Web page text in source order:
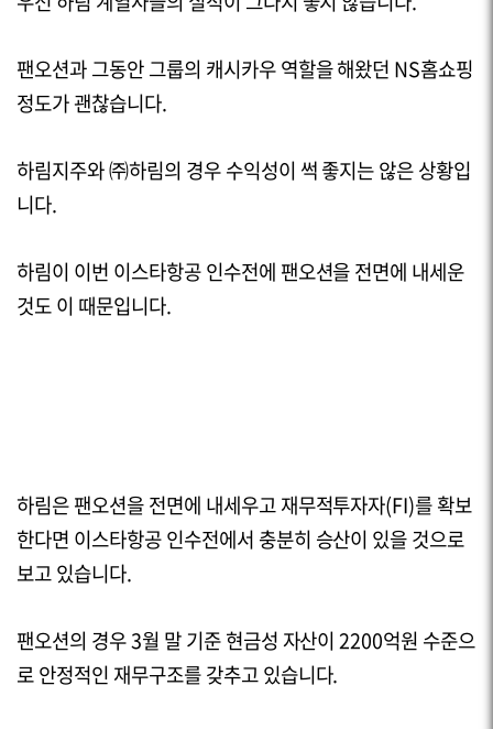
팬오션과 그동안 그룹의 캐시카우 역할을 해왔던 NS홈쇼핑
정도가 괜찮습니다.
하림지주와 ㈜하림의 경우 수익성이 썩 좋지는 않은 상황입
니다.
하림이 이번 이스타항공 인수전에 팬오션을 전면에 내세운
것도 이 때문입니다.
하림은 팬오션을 전면에 내세우고 재무적투자자(FI)를 확보
한다면 이스타항공 인수전에서 충분히 승산이 있을 것으로
보고 있습니다.
팬오션의 경우 3월 말 기준 현금성 자산이 2200억원 수준으
로 안정적인 재무구조를 갖추고 있습니다.